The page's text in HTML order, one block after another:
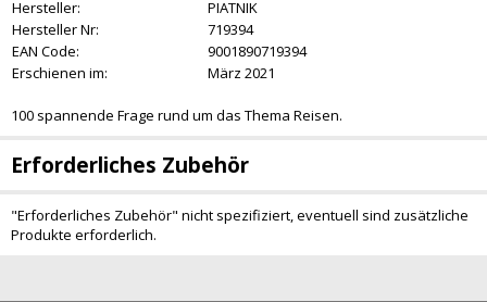
Hersteller:
PIATNIK
Hersteller Nr:
719394
EAN Code:
9001890719394
Erschienen im:
März 2021
100 spannende Frage rund um das Thema Reisen.
Erforderliches Zubehör
"Erforderliches Zubehör" nicht spezifiziert, eventuell sind zusätzliche
Produkte erforderlich.